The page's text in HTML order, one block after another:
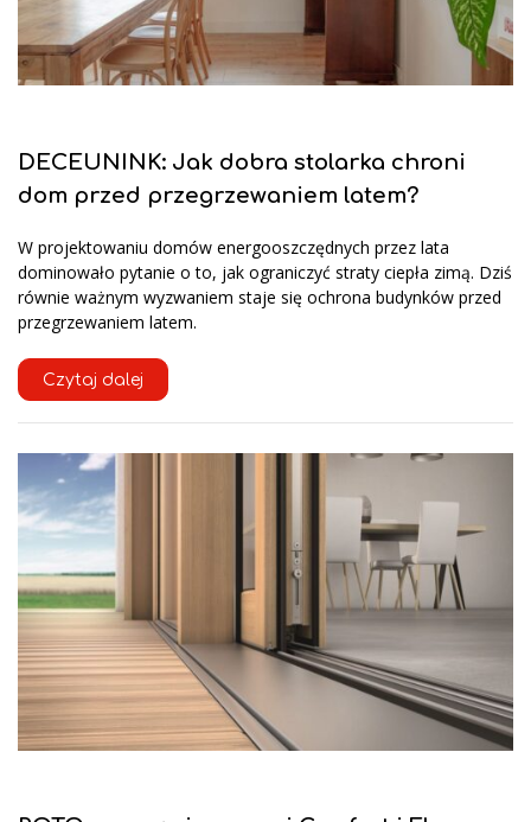
DECEUNINK: Jak dobra stolarka chroni
dom przed przegrzewaniem latem?
W projektowaniu domów energooszczędnych przez lata
dominowało pytanie o to, jak ograniczyć straty ciepła zimą. Dziś
równie ważnym wyzwaniem staje się ochrona budynków przed
przegrzewaniem latem.
Czytaj dalej